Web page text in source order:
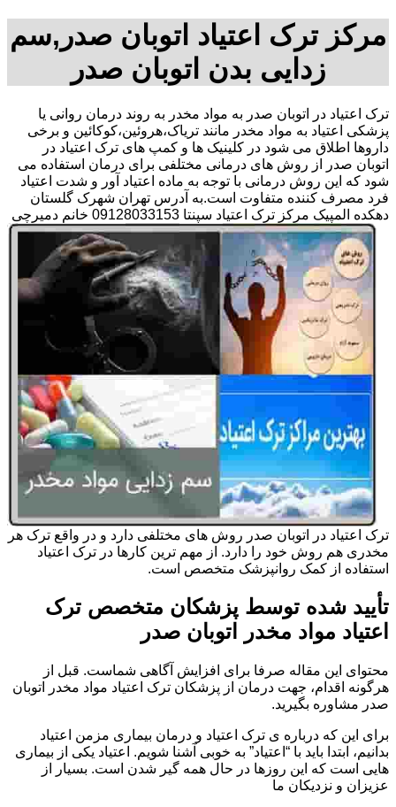
مرکز ترک اعتیاد اتوبان صدر,سم
زدایی بدن اتوبان صدر
ترک اعتیاد در اتوبان صدر به مواد مخدر به روند درمان روانی یا
پزشکی اعتیاد به مواد مخدر مانند تریاک،هروئین،کوکائین و برخی
داروها اطلاق می شود در کلینیک ها و کمپ های ترک اعتیاد در
اتوبان صدر از روش های درمانی مختلفی برای درمان استفاده می
شود که این روش درمانی با توجه به ماده اعتیاد آور و شدت اعتیاد
فرد مصرف کننده متفاوت است.به آدرس تهران شهرک گلستان
دهکده المپیک مرکز ترک اعتیاد سپنتا 09128033153 خانم دمیرچی
ترک اعتیاد در اتوبان صدر روش های مختلفی دارد و در واقع ترک هر
مخدری هم روش خود را دارد. از مهم ترین کارها در ترک اعتیاد
استفاده از کمک روانپزشک متخصص است.
تأیید شده توسط پزشکان متخصص ترک
اعتیاد مواد مخدر اتوبان صدر
محتوای این مقاله صرفا برای افزایش آگاهی شماست. قبل از
هرگونه اقدام، جهت درمان از پزشکان ترک اعتیاد مواد مخدر اتوبان
صدر مشاوره بگیرید.
برای این که درباره ی ترک اعتیاد و درمان بیماری مزمن اعتیاد
بدانیم، ابتدا باید با “اعتیاد” به خوبی آشنا شویم. اعتیاد یکی از بیماری
هایی است که این روزها در حال همه گیر شدن است. بسیار از
عزیزان و نزدیکان ما